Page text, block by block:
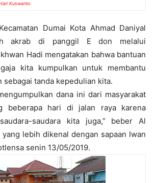
Kuswanto
Dumai Kota Ahmad Daniyal
akrab di panggil E don melalui
Hadi mengatakan bahwa bantuan
kita kumpulkan untuk membantu
sebagai tanda kepedulian kita.
dana ini dari masyarakat
beberapa hari di jalan raya karena
saudara kita juga,” beber Al
yang lebih dikenal dengan sapaan Iwan
senin 13/05/2019.